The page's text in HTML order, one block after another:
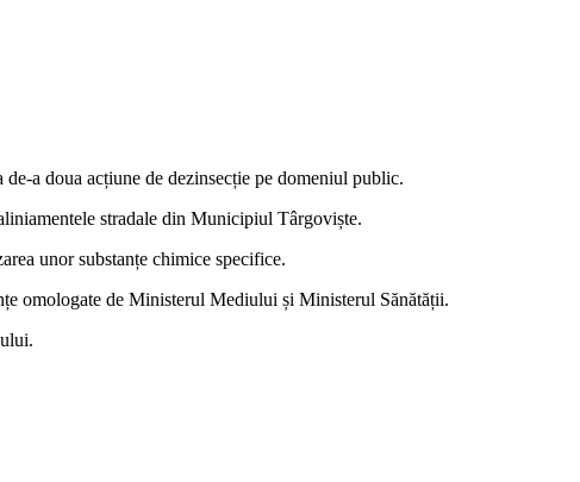
a doua acțiune de dezinsecție pe domeniul public.
stradale din Municipiul Târgoviște.
unor substanțe chimice specifice.
de Ministerul Mediului și Ministerul Sănătății.